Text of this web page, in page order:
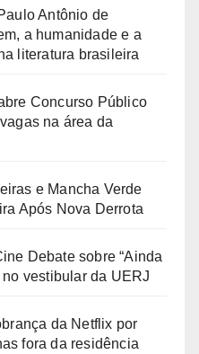
Antônio de
a humanidade e a
literatura brasileira
Concurso Público
na área da
e Mancha Verde
Após Nova Derrota
Debate sobre “Ainda
no vestibular da UERJ
da Netflix por
fora da residência